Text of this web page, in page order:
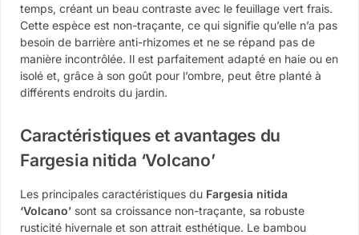
temps, créant un beau contraste avec le feuillage vert frais.
Cette espèce est non-traçante, ce qui signifie qu’elle n’a pas
besoin de barrière anti-rhizomes et ne se répand pas de
manière incontrôlée. Il est parfaitement adapté en haie ou en
isolé et, grâce à son goût pour l’ombre, peut être planté à
différents endroits du jardin.
Caractéristiques et avantages du
Fargesia nitida ‘Volcano’
Les principales caractéristiques du Fargesia nitida
‘Volcano’ sont sa croissance non-traçante, sa robuste
rusticité hivernale et son attrait esthétique. Le bambou